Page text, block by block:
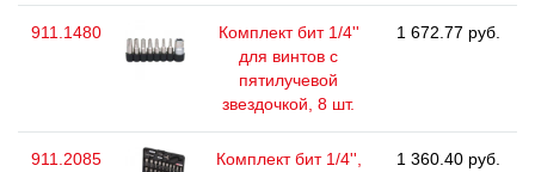
911.1480
Комплект бит 1/4''
для винтов с
пятилучевой
звездочкой, 8 шт.
1 672.77 руб.
911.2085
Комплект бит 1/4'',
1 360.40 руб.